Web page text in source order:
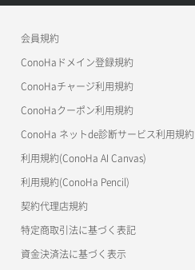
APIドキュメントVPS3.0
美雲このは徹底ガイド
会員規約
ConoHaドメイン登録規約
ConoHaチャージ利用規約
ConoHaクーポン利用規約
ConoHa ネットde診断サービス利用規約
利用規約(ConoHa AI Canvas)
利用規約(ConoHa Pencil)
契約代理店規約
特定商取引法に基づく表記
資金決済法に基づく表示